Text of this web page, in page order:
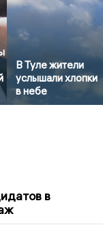
В Туле жители
услышали хлопки
в небе
в